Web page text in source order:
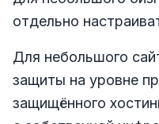
отдельно
Для небольшого
защиты на уровне
защищённого